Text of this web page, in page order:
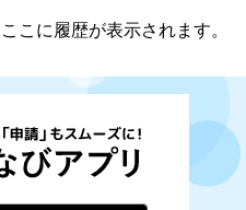
こに履歴が表示されます。